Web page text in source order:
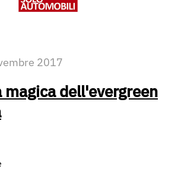
2017
magica dell'evergreen